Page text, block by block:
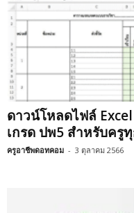
ดาวน์โหลดไฟล์
เกรด ปพ5 สำหรับครู
ครูอาชีพดอทคอม - 3 ตุลาคม 2566